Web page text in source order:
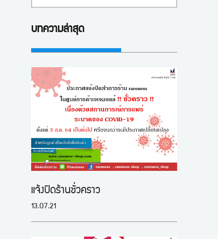
บทความล่าสุด
แจ้งปิดร้านชั่วคราว
13.07.21